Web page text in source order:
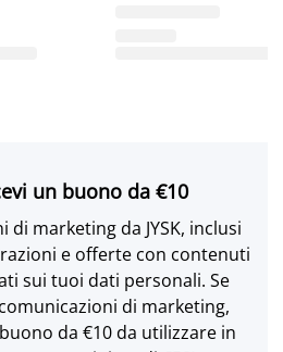
un buono da €10
di marketing da JYSK, inclusi
e offerte con contenuti
sui tuoi dati personali. Se
di marketing,
da €10 da utilizzare in